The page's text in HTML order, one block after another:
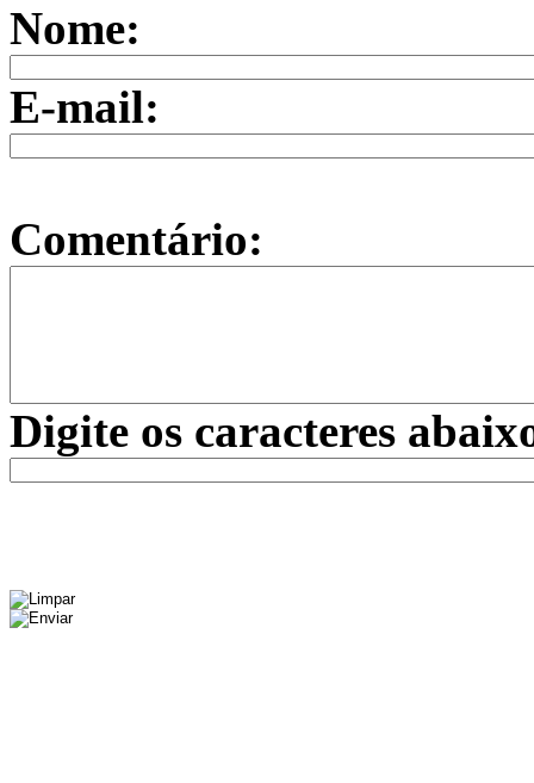
Nome:
E-mail:
Comentário:
Digite os caracteres